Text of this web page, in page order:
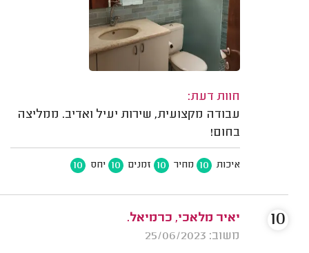
חוות דעת:
עבודה מקצועית, שירות יעיל ואדיב. ממליצה
בחום!
איכות 10 מחיר 10 זמנים 10 יחס 10
יאיר מלאכי, כרמיאל.
משוב: 25/06/2023
10